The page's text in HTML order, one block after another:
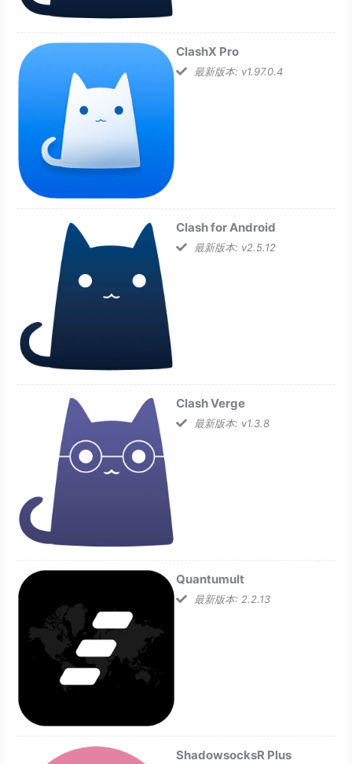
ClashX Pro
最新版本: v1.97.0.4
Clash for Android
最新版本: v2.5.12
Clash Verge
最新版本: v1.3.8
Quantumult
最新版本: 2.2.13
ShadowsocksR Plus